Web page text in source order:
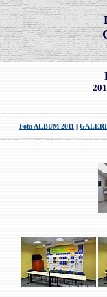
Foto ALBUM 2011 |